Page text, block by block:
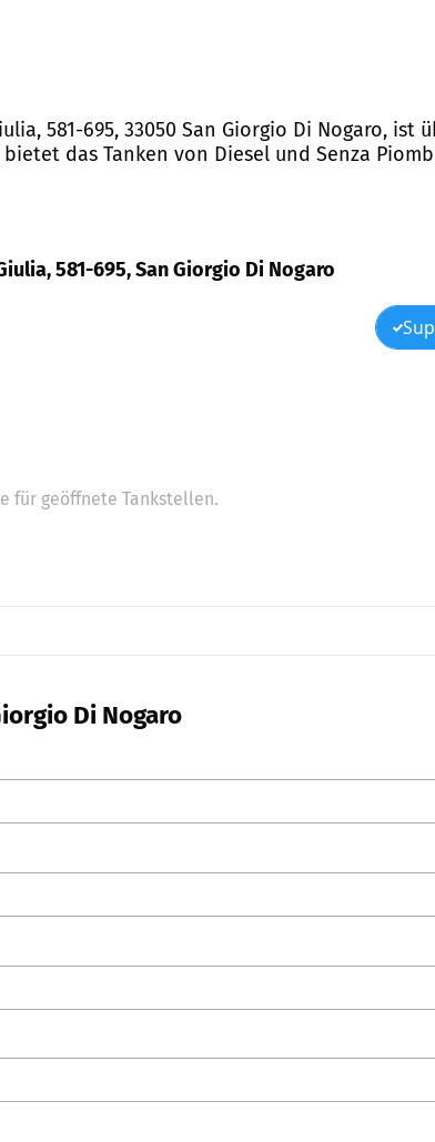
581-695, 33050 San Giorgio Di Nogaro,
das Tanken von Diesel und Senza
581-695, San Giorgio Di Nogaro
für geöffnete Tankstellen.
Di Nogaro